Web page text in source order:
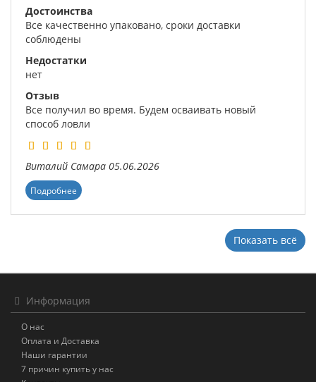
Достоинства
Все качественно упаковано, сроки доставки
соблюдены
Недостатки
нет
Отзыв
Все получил во время. Будем осваивать новый
способ ловли
Виталий Самара 05.06.2026
Подробнее
Показать всё
Информация
О нас
Оплата и Доставка
Наши гарантии
7 причин купить у нас